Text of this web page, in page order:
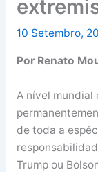
10 Setembro,
Por Renato
A nível mundial
de toda a
Trump ou